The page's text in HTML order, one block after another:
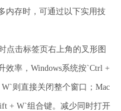
内存时，可通过以下实用技
点击标签页右上角的叉形图
效率，Windows系统按`Ctrl +
则直接关闭整个窗口；Mac
+ W`组合键。减少同时打开